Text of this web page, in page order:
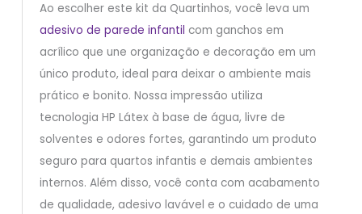
Ao escolher este kit da Quartinhos, você leva um
adesivo de parede infantil com ganchos em
acrílico que une organização e decoração em um
único produto, ideal para deixar o ambiente mais
prático e bonito. Nossa impressão utiliza
tecnologia HP Látex à base de água, livre de
solventes e odores fortes, garantindo um produto
seguro para quartos infantis e demais ambientes
internos. Além disso, você conta com acabamento
de qualidade, adesivo lavável e o cuidado de uma